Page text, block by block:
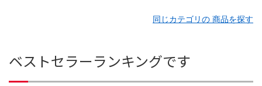
同じカテゴリの 商品を探す
ベストセラーランキングです